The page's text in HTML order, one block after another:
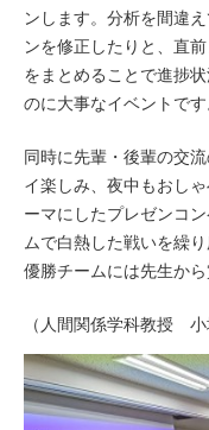
ンします。分析を間違
ンを修正したりと、直
をまとめることで進捗
のに大事なイベントです
同時に先輩・後輩の交
イ楽しみ、夜中もおし
ーマにしたプレゼンコ
ムで白熱した戦いを繰
優勝チームには先生から
（人間関係学科教授 小